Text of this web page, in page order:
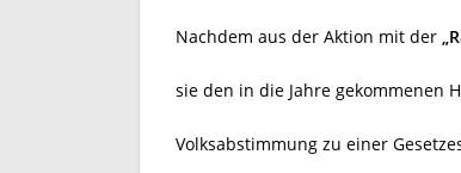
Nachdem aus der Aktion mit der
sie den in die Jahre gekommenen
Volksabstimmung zu einer